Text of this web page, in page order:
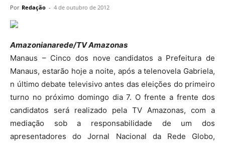
Por Redação - 4 de outubro de 2012
Amazonianarede/TV Amazonas
Manaus – Cinco dos nove candidatos a Prefeitura de
Manaus, estarão hoje a noite, após a telenovela Gabriela,
n último debate televisivo antes das eleições do primeiro
turno no próximo domingo dia 7. O frente a frente dos
candidatos será realizado pela TV Amazonas, com a
mediação sob a responsabilidade de um dos
apresentadores do Jornal Nacional da Rede Globo,